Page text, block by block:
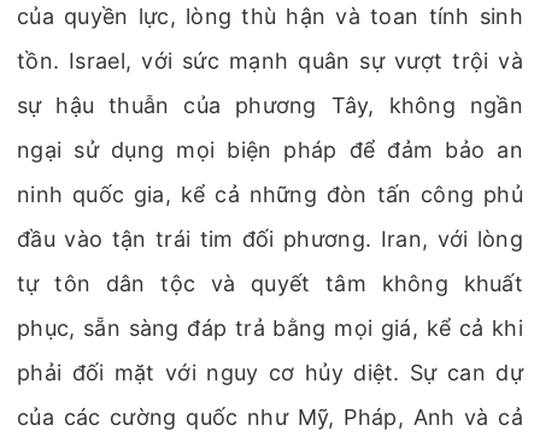
của quyền lực, lòng thù hận và toan tính sinh
tồn. Israel, với sức mạnh quân sự vượt trội và
sự hậu thuẫn của phương Tây, không ngần
ngại sử dụng mọi biện pháp để đảm bảo an
ninh quốc gia, kể cả những đòn tấn công phủ
đầu vào tận trái tim đối phương. Iran, với lòng
tự tôn dân tộc và quyết tâm không khuất
phục, sẵn sàng đáp trả bằng mọi giá, kể cả khi
phải đối mặt với nguy cơ hủy diệt. Sự can dự
của các cường quốc như Mỹ, Pháp, Anh và cả